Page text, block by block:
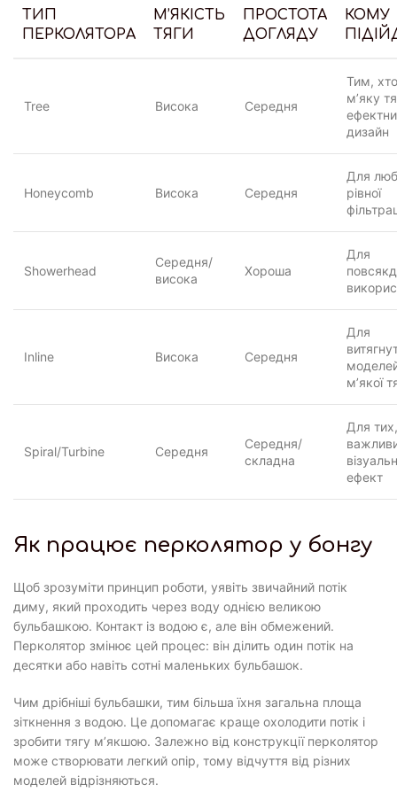
ТИП
ПЕРКОЛЯТОРА
М’ЯКІСТЬ
ТЯГИ
ПРОСТОТА
ДОГЛЯДУ
КОМУ
Tree Висока Середня
Тим,
м’яку
дизайн
Honeycomb Висока Середня
Для
рівної
Showerhead
Середня/
висока
Хороша
Для
Inline Висока Середня
Для
м’якої
Spiral/Turbine Середня
Середня/
складна
Для
ефект
Як працює перколятор у бонгу
Щоб зрозуміти принцип роботи, уявіть звичайний потік
диму, який проходить через воду однією великою
бульбашкою. Контакт із водою є, але він обмежений.
Перколятор змінює цей процес: він ділить один потік на
десятки або навіть сотні маленьких бульбашок.
Чим дрібніші бульбашки, тим більша їхня загальна площа
зіткнення з водою. Це допомагає краще охолодити потік і
зробити тягу м’якшою. Залежно від конструкції перколятор
може створювати легкий опір, тому відчуття від різних
моделей відрізняються.